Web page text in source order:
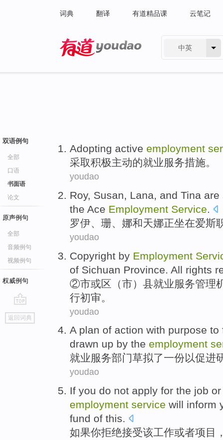
词典 翻译 有道精品课 云笔记
中英
双语例句
全部
口语
书面语
论文
原声例句
全部
音频例句
视频例句
权威例句
go
top
返回词典
Adopting active employment
采取积极主动的就业服务措施。
youdao
Roy, Susan, Lana, and Tina are
the Ace Employment Service.
罗伊、 珊、娜和天娜正坐在爱斯
youdao
Copyright by Employment
of Sichuan Province. All rights
②市或区（市）县就业服务管理
行初审 。
youdao
A plan of action with purpose to
drawn up by the employment
就业服务部门草拟了一份以促进
youdao
If you do not apply for the job or
employment service will inform
fund of this.
如果你拒绝接受该工作或者项目